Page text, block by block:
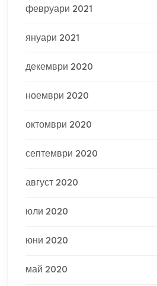
февруари 2021
януари 2021
декември 2020
ноември 2020
октомври 2020
септември 2020
август 2020
юли 2020
юни 2020
май 2020